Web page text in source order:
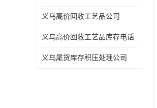
义乌高价回收工艺品公司
义乌高价回收工艺品库存电话
义乌尾货库存积压处理公司